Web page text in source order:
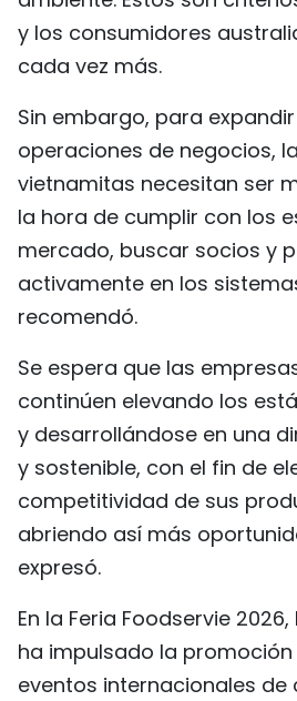
y los consumidores
cada vez más.
Sin embargo, para
operaciones de negocios,
vietnamitas necesitan ser
la hora de cumplir con los
mercado, buscar socios y
activamente en los
recomendó.
Se espera que las
continúen elevando los
y desarrollándose en una
y sostenible, con el fin de
competitividad de sus
abriendo así más
expresó.
En la Feria Foodservie
ha impulsado la
eventos internacionales de